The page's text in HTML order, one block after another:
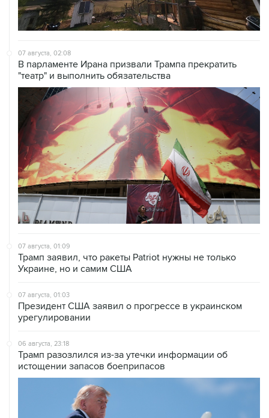
07 августа, 02:08
В парламенте Ирана призвали Трампа прекратить
"театр" и выполнить обязательства
07 августа, 01:09
Трамп заявил, что ракеты Patriot нужны не только
Украине, но и самим США
07 августа, 01:03
Президент США заявил о прогрессе в украинском
урегулировании
06 августа, 23:18
Трамп разозлился из-за утечки информации об
истощении запасов боеприпасов